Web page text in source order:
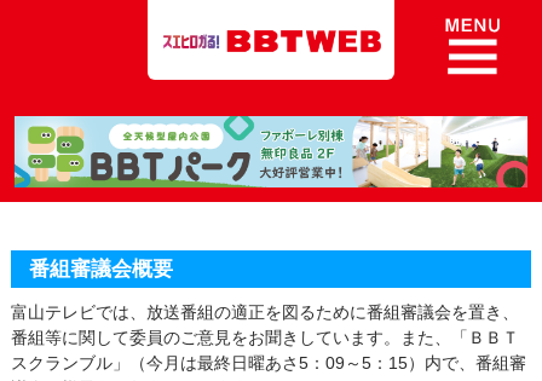
番組審議会概要
富山テレビでは、放送番組の適正を図るために番組審議会を置き、
番組等に関して委員のご意見をお聞きしています。また、「ＢＢＴ
スクランブル」
（今月は最終日曜あさ5：09～5：15） 内で、番組審